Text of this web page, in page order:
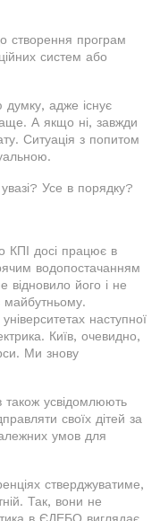
створення програм
систем або
думку, адже існує
А якщо ні, завжди
Ситуація з попитом
Усе в порядку?
КПІ досі працює в
водопостачанням
його і не
майбутньому.
наступної
Київ, очевидно,
Ми знову
також усвідомлюють
своїх дітей за
умов для
стверджуватиме,
Так, вони не